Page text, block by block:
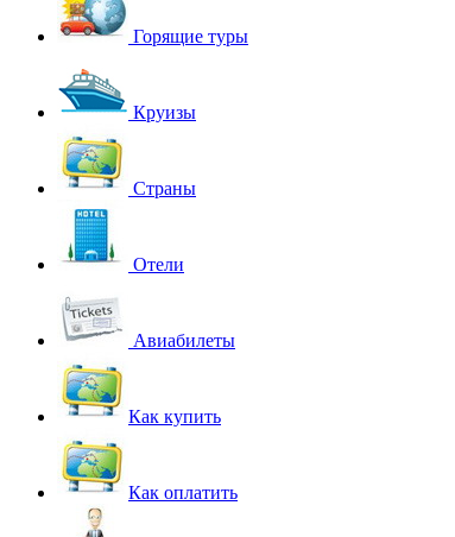
Горящие туры
Круизы
Страны
Отели
Авиабилеты
Как купить
Как оплатить